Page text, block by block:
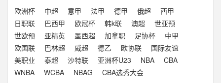
欧洲杯 中超 意甲 法甲 德甲 俄超
西甲
日职联
巴西甲 欧冠杯 韩k联 澳超
世亚预
世欧预
亚精英 墨西超 加拿职 足协杯
中甲
欧国联
巴林超 威超 德乙 欧协联
国际友谊
美职业
泰超 沙特联 亚洲杯U23 NBA
CBA
WNBA
WCBA NBAG CBA选秀大会